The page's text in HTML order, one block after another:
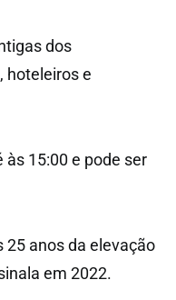
dos
hoteleiros e
15:00 e pode ser
25 anos da elevação
em 2022.